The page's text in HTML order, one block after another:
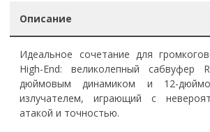
Описание
Идеальное сочетание для
High-End: великолепный сабвуфер
дюймовым динамиком и 12-
излучателем, играющий с
атакой и точностью.